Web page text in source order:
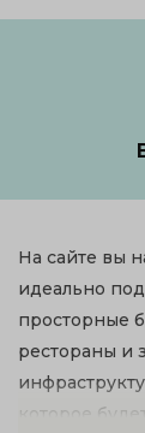
На сайте вы
идеально
просторные
рестораны и
которое